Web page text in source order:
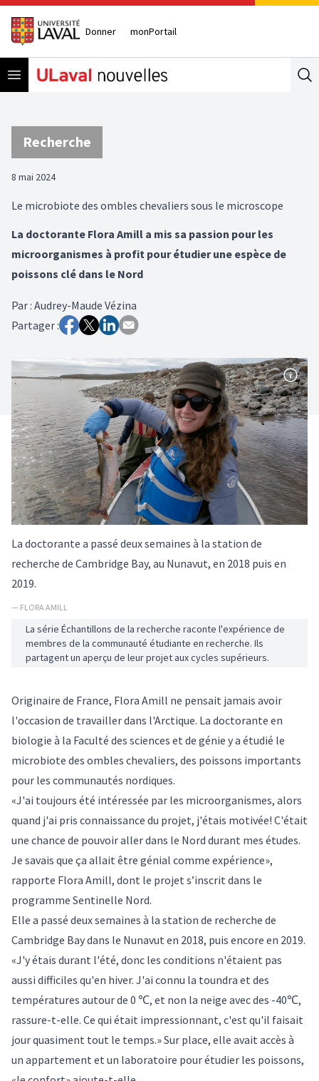
Donner monPortail
Open menu
Recherche
8 mai 2024
Le microbiote des ombles chevaliers sous le microscope
La doctorante Flora Amill a mis sa passion pour les
microorganismes à profit pour étudier une espèce de
poissons clé dans le Nord
Par: Audrey-Maude Vézina
Partager :
La doctorante a passé deux semaines à la station de
recherche de Cambridge Bay, au Nunavut, en 2018 puis en
2019.
— FLORA AMILL
La série Échantillons de la recherche raconte l'expérience de
membres de la communauté étudiante en recherche. Ils
partagent un aperçu de leur projet aux cycles supérieurs.
Originaire de France, Flora Amill ne pensait jamais avoir
l'occasion de travailler dans l'Arctique. La doctorante en
biologie à la Faculté des sciences et de génie y a étudié le
microbiote des ombles chevaliers, des poissons importants
pour les communautés nordiques.
«J'ai toujours été intéressée par les microorganismes, alors
quand j'ai pris connaissance du projet, j'étais motivée! C'était
une chance de pouvoir aller dans le Nord durant mes études.
Je savais que ça allait être génial comme expérience»,
rapporte Flora Amill, dont le projet s’inscrit dans le
programme Sentinelle Nord.
Elle a passé deux semaines à la station de recherche de
Cambridge Bay dans le Nunavut en 2018, puis encore en 2019.
«J'y étais durant l'été, donc les conditions n'étaient pas
aussi difficiles qu'en hiver. J'ai connu la toundra et des
températures autour de 0 ℃, et non la neige avec des -40℃,
rassure-t-elle. Ce qui était impressionnant, c'est qu'il faisait
jour quasiment tout le temps.» Sur place, elle avait accès à
un appartement et un laboratoire pour étudier les poissons,